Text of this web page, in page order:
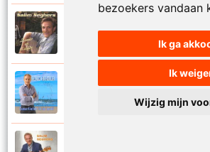
bezoekers vandaan
Ik ga
Ik
Wijzig mijn
Salim Seghers
Zomerliefde is zo mooi